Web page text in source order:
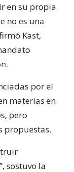
en su propia
no es una
Kast,
por el
materias en
pero
propuestas.
sostuvo la